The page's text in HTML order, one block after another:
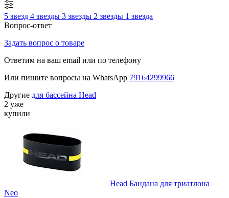
5 звезд 4 звезды 3 звезды 2 звезды 1 звезда
Вопрос-ответ
Задать вопрос о товаре
Ответим на ваш email или по телефону
Или пишите вопросы на WhatsApp 79164299966
Другие для бассейна Head
2 уже
купили
Head Бандана для триатлона
Neo